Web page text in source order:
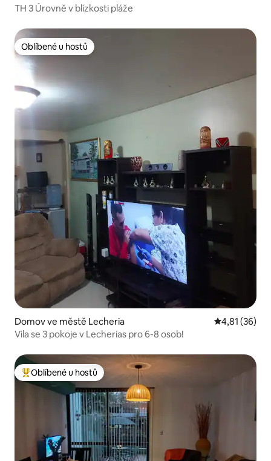
TH 3 Úrovně v blízkosti pláže
Oblíbené u hostů
Oblíbené u hostů
Domov ve městě Lecheria Průměrné
4,81 (36)
Vila se 3 pokoje v Lecherias pro 6-8 osob!
Nejlepší v kategorii Oblíbené u hostů
Oblíbené u hostů